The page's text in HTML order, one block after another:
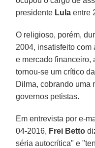
presidente Lula entre
O religioso, porém,
2004, insatisfeito com
e mercado financeiro,
tornou-se um crítico
Dilma, cobrando uma
governos petistas.
Em entrevista por e-
04-2016, Frei Betto
séria autocrítica" e